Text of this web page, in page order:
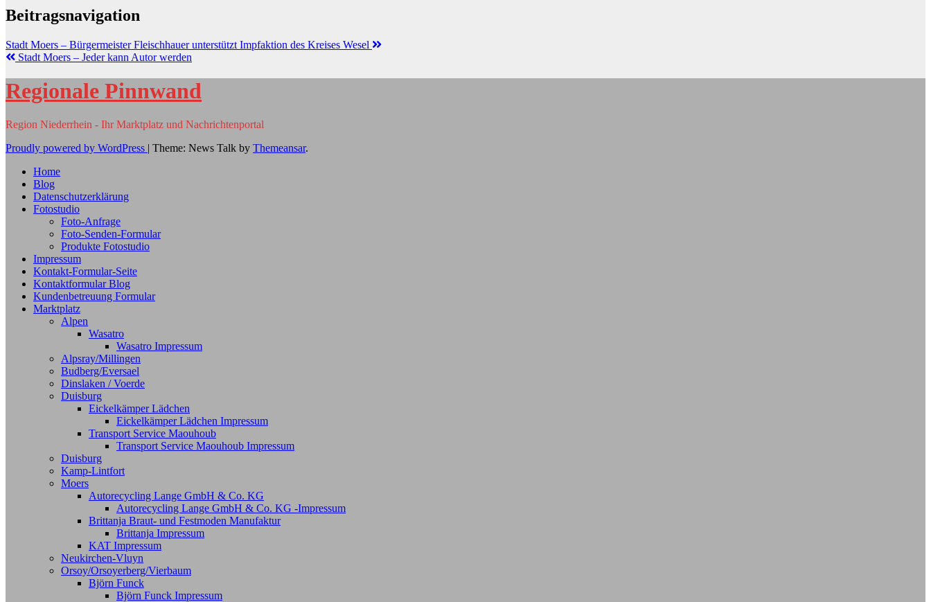
Beitragsnavigation
Stadt Moers – Bürgermeister Fleischhauer unterstützt Impfaktion des Kreises Wesel
Stadt Moers – Jeder kann Autor werden
Regionale Pinnwand
Region Niederrhein - Ihr Marktplatz und Nachrichtenportal
Proudly powered by WordPress | Theme: News Talk by Themeansar.
Home
Blog
Datenschutzerklärung
Fotostudio
Foto-Anfrage
Foto-Senden-Formular
Produkte Fotostudio
Impressum
Kontakt-Formular-Seite
Kontaktformular Blog
Kundenbetreuung Formular
Marktplatz
Alpen
Wasatro
Wasatro Impressum
Alpsray/Millingen
Budberg/Eversael
Dinslaken / Voerde
Duisburg
Eickelkämper Lädchen
Eickelkämper Lädchen Impressum
Transport Service Maouhoub
Transport Service Maouhoub Impressum
Duisburg
Kamp-Lintfort
Moers
Autorecycling Lange GmbH & Co. KG
Autorecycling Lange GmbH & Co. KG -Impressum
Brittanja Braut- und Festmoden Manufaktur
Brittanja Impressum
KAT Impressum
Neukirchen-Vluyn
Orsoy/Orsoyerberg/Vierbaum
Björn Funck
Björn Funck Impressum